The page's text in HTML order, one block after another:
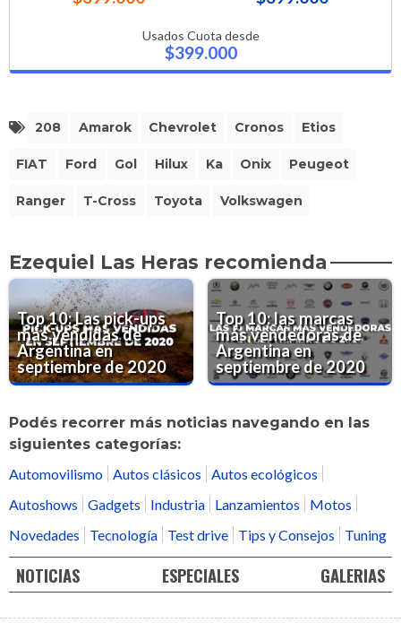
Usados Cuota desde
$399.000
208 Amarok Chevrolet Cronos Etios
FIAT Ford Gol Hilux Ka Onix Peugeot
Ranger T-Cross Toyota Volkswagen
Ezequiel Las Heras recomienda
Top 10: Las pick-ups
más vendidas de
Argentina en
septiembre de 2020
Top 10: las marcas
más vendedoras de
Argentina en
septiembre de 2020
Podés recorrer más noticias navegando en las
siguientes categorías:
Automovilismo Autos clásicos
Autos ecológicos
Autoshows
Gadgets Industria Lanzamientos
Motos
Novedades
Tecnología Test drive Tips y Consejos Tuning
NOTICIAS ESPECIALES GALERIAS